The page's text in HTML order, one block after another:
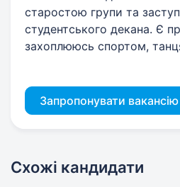
старостою групи та
студентського декана. Є
захоплююсь спортом,
Запропонувати вакансію
Схожі кандидати